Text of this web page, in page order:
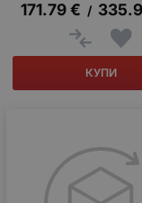
171.79€ /
КУПИ